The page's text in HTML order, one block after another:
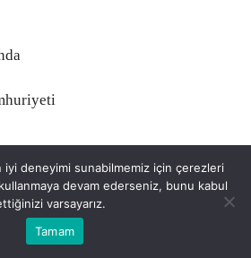
deneyimi sunabilmemiz için çerezleri
devam ederseniz, bunu kabul
varsayarız.
Tamam